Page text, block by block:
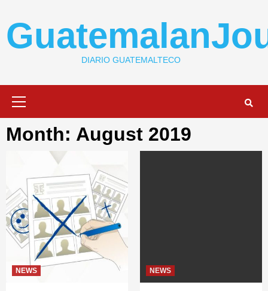
content
DIARIO GUATEMALTECO
Month: August 2019
NEWS NEWS